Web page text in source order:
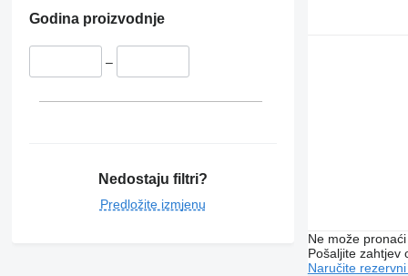
Godina proizvodnje
–
Nedostaju filtri?
Predložite izmjenu
Ne može
Pošaljite zahtjev
Naručite